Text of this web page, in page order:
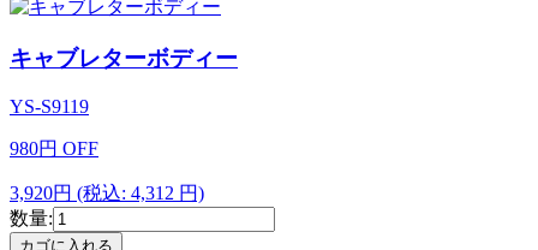
キャブレターボディー
YS-S9119
980円 OFF
3,920円 (税込: 4,312 円)
数量: